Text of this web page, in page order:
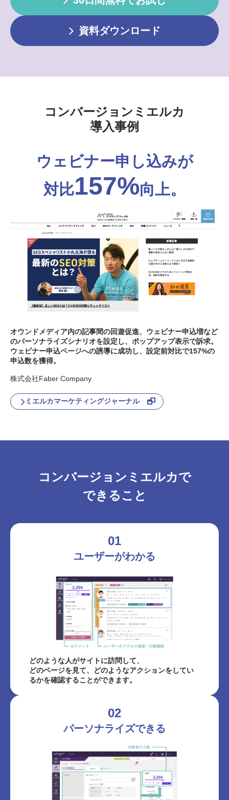
資料ダウンロード
コンバージョンミエルカ
導入事例
ウェビナー申し込みが
対比157%向上。
オウンドメディア内の記事間の回遊促進、ウェビナー申込増など
のパーソナライズシナリオを設定し、ポップアップ表示で訴求。
ウェビナー申込ページへの誘導に成功し、設定前対比で157%の
申込数を獲得。
株式会社Faber Company
ミエルカマーケティングジャーナル
コンバージョンミエルカで
できること
01
ユーザーがわかる
どのような人がサイトに訪問して、
どのページを見て、どのようなアクションをしてい
るかを確認することができます。
02
パーソナライズできる